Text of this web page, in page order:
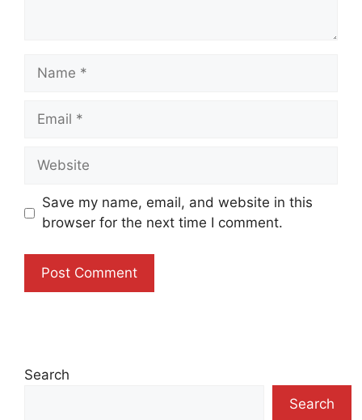
Name
Email
Website
Save my name, email, and website in this
browser for the next time I comment.
Search
Search